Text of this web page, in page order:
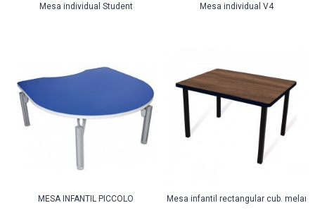
Mesa individual Student Mesa individual V4
MESA INFANTIL PICCOLO Mesa infantil rectangular cub.